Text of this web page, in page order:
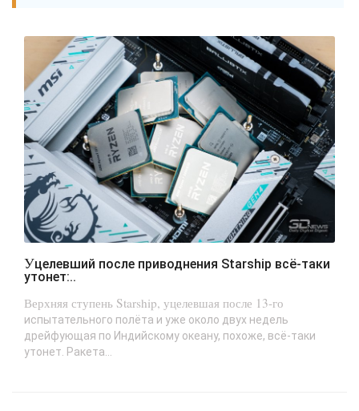
Уцелевший после приводнения Starship всё-таки
утонет:..
Верхняя ступень Starship, уцелевшая после 13-го
испытательного полёта и уже около двух недель
дрейфующая по Индийскому океану, похоже, всё-таки
утонет. Ракета...